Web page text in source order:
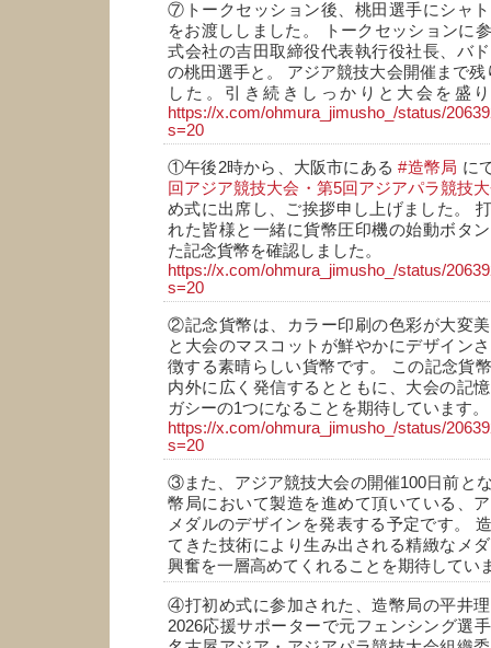
⑦トークセッション後、桃田選手にシャ
をお渡ししました。 トークセッションに
式会社の吉田取締役代表執行役社長、バ
の桃田選手と。 アジア競技大会開催まで残
した。引き続きしっかりと大会を盛
https://x.com/ohmura_jimusho_/status/
s=20
①午後2時から、大阪市にある#造幣局 に
回アジア競技大会・第5回アジアパラ競技
め式に出席し、ご挨拶申し上げました。
れた皆様と一緒に貨幣圧印機の始動ボタ
た記念貨幣を確認しました。
https://x.com/ohmura_jimusho_/status/
s=20
②記念貨幣は、カラー印刷の色彩が大変
と大会のマスコットが鮮やかにデザイン
徴する素晴らしい貨幣です。 この記念貨
内外に広く発信するとともに、大会の記
ガシーの1つになることを期待しています。
https://x.com/ohmura_jimusho_/status/
s=20
③また、アジア競技大会の開催100日前と
幣局において製造を進めて頂いている、
メダルのデザインを発表する予定です。
てきた技術により生み出される精緻なメ
興奮を一層高めてくれることを期待してい
④打初め式に参加された、造幣局の平井
2026応援サポーターで元フェンシング選